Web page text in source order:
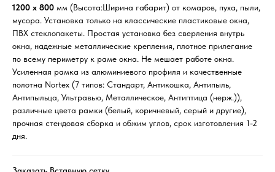
1200 х 800 мм (Высота:Ширина габарит) от комаров, пуха, пыли,
мусора. Установка только на классические пластиковые окна,
ПВХ стеклопакеты. Простая установка без сверления внутрь
окна, надежные металлические крепления, плотное прилегание
по всему периметру к раме окна. Не мешает работе окна.
Усиленная рамка из алюминиевого профиля и качественные
полотна Nortex (7 типов: Стандарт, Антикошка, Антипыль,
Антипыльца, Ультравью, Металлическое, Антиптица (нерж.)),
различные цвета рамки (белый, коричневый, серый и другие),
прочная стендовая сборка и обжим углов, срок изготовления 1-2
дня.